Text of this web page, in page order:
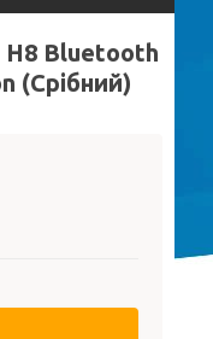
Bluetooth
(Срібний)